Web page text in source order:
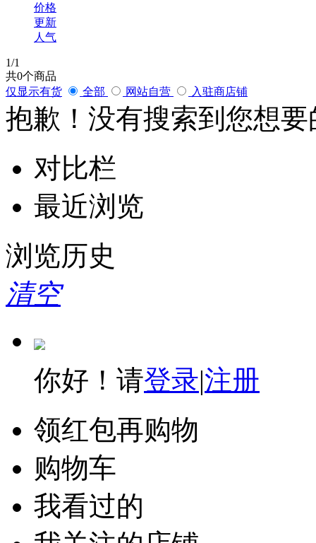
价格
更新
人气
1/1
共0个商品
仅显示有货
全部 网站自营 入驻商店铺
抱歉！没有搜索到您想
对比栏
最近浏览
浏览历史
清空
你好！请登录|注册
领红包再购物
购物车
我看过的